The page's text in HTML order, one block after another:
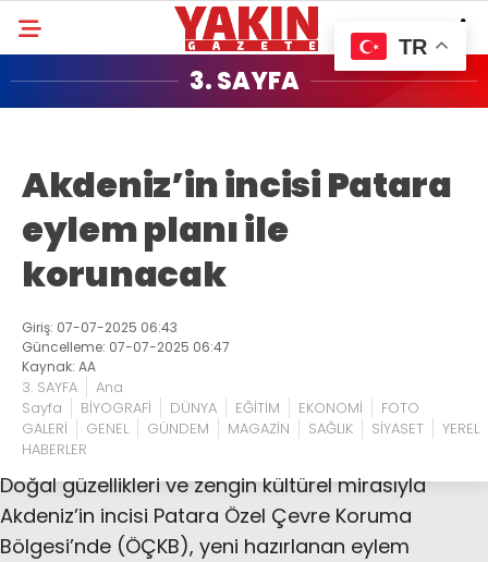
3. SAYFA
Akdeniz’in incisi Patara
eylem planı ile
korunacak
Giriş: 07-07-2025 06:43
Güncelleme: 07-07-2025 06:47
Kaynak: AA
3. SAYFA
Ana
Sayfa
BİYOGRAFİ DÜNYA EĞİTİM EKONOMİ
FOTO
GALERİ
GENEL GÜNDEM MAGAZİN SAĞLIK SİYASET
YEREL
HABERLER
Doğal güzellikleri ve zengin kültürel mirasıyla
Akdeniz’in incisi Patara Özel Çevre Koruma
Bölgesi’nde (ÖÇKB), yeni hazırlanan eylem
TR